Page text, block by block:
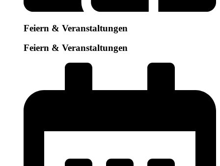
Feiern & Veranstaltungen
Feiern & Veranstaltungen